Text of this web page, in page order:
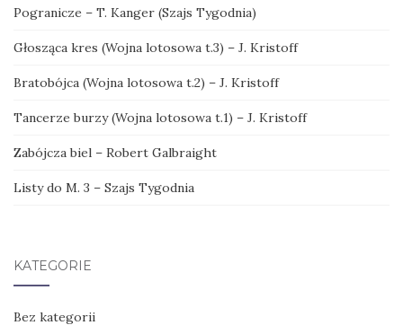
Pogranicze – T. Kanger (Szajs Tygodnia)
Głosząca kres (Wojna lotosowa t.3) – J. Kristoff
Bratobójca (Wojna lotosowa t.2) – J. Kristoff
Tancerze burzy (Wojna lotosowa t.1) – J. Kristoff
Zabójcza biel – Robert Galbraight
Listy do M. 3 – Szajs Tygodnia
KATEGORIE
Bez kategorii